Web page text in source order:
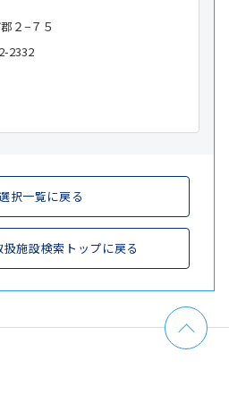
２−７５
2332
択一覧に戻る
施設検索トップに戻る